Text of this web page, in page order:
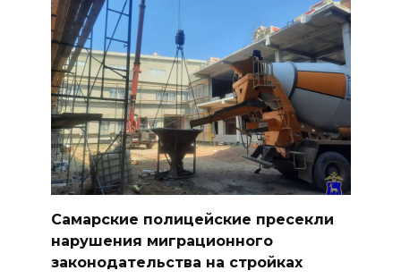
Самарские полицейские пресекли
нарушения миграционного
законодательства на стройках